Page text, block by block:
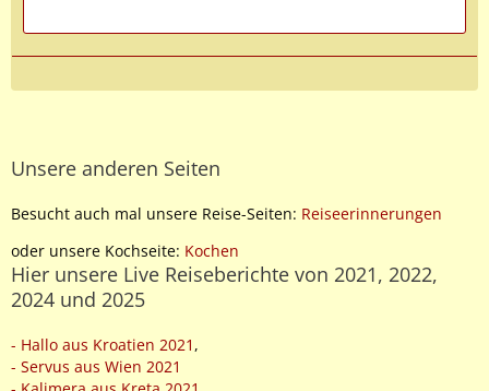
Unsere anderen Seiten
Besucht auch mal unsere Reise-Seiten: Reiseerinnerungen
oder unsere Kochseite: Kochen
Hier unsere Live Reiseberichte von 2021, 2022,
2024 und 2025
- Hallo aus Kroatien 2021 ,
- Servus aus Wien 2021